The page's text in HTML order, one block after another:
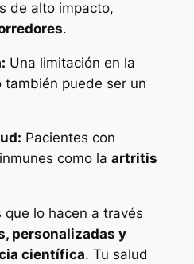
de alto impacto,
.
Una limitación en la
puede ser un
Pacientes con
como la artritis
lo hacen a través
personalizadas y
científica. Tu salud